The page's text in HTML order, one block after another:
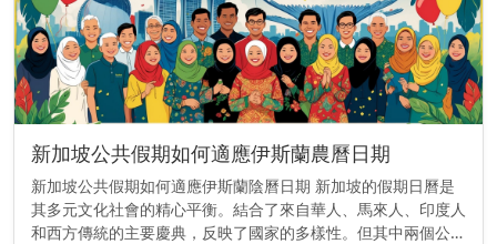
新加坡公共假期如何適應伊斯蘭農曆日期
新加坡公共假期如何適應伊斯蘭陰曆日期 新加坡的假期日曆是
其多元文化社會的精心平衡。結合了來自華人、馬來人、印度人
和西方傳統的主要慶典，反映了國家的多樣性。但其中兩個公共